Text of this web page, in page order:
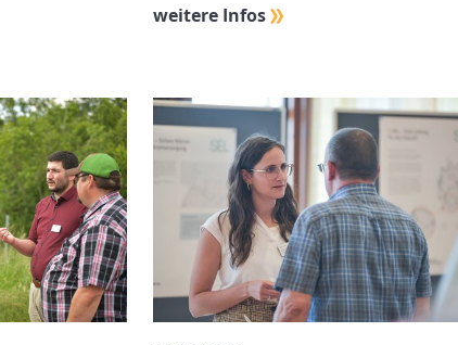
weitere Infos